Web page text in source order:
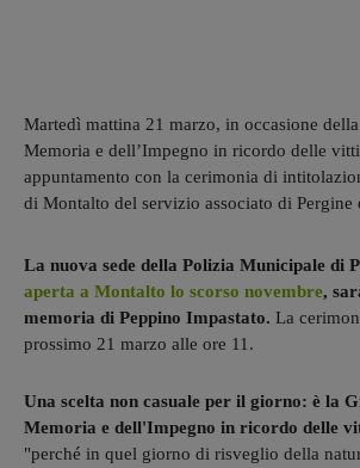
Martedì mattina 21 marzo, in occasione
Memoria e dell’Impegno in ricordo delle
appuntamento con la cerimonia di
di Montalto del servizio associato di Pergine
La nuova sede della Polizia Municipale di
aperta a Montalto lo scorso novembre,
memoria di Peppino Impastato. La
prossimo 21 marzo alle ore 11.
Una scelta non casuale per il giorno: è la
Memoria e dell'Impegno in ricordo delle
"perché in quel giorno di risveglio della